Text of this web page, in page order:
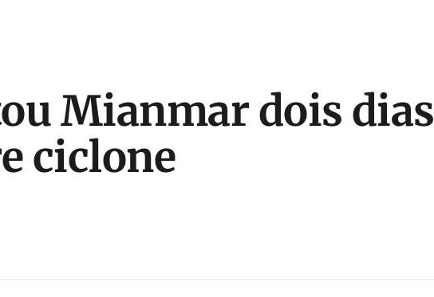
Mianmar dois dias
ciclone